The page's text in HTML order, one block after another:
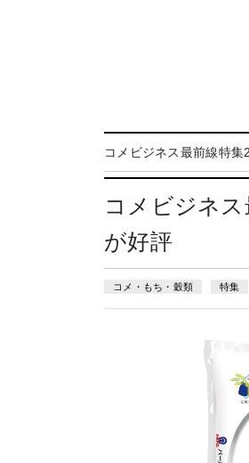
コメビジネス最前線特集
コメビジネ
が好評
コメ・もち・穀類 特集